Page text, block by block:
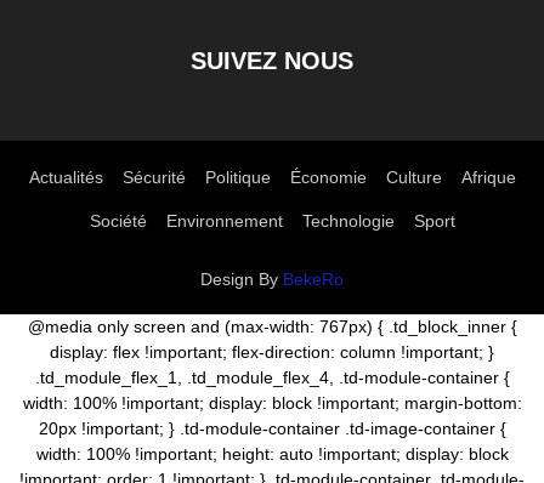
SUIVEZ NOUS
Actualités Sécurité Politique Économie Culture Afrique
Société Environnement Technologie Sport
Design By BekeRo
@media only screen and (max-width: 767px) { .td_block_inner {
display: flex !important; flex-direction: column !important; }
.td_module_flex_1, .td_module_flex_4, .td-module-container {
width: 100% !important; display: block !important; margin-bottom:
20px !important; } .td-module-container .td-image-container {
width: 100% !important; height: auto !important; display: block